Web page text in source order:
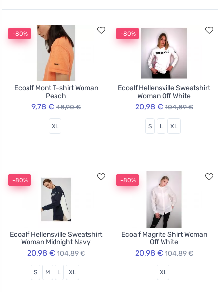
-80%
Ecoalf Mont T-shirt Woman
Peach
9,78 € 48,90 €
XL
-80%
Ecoalf Hellensville Sweatshirt
Woman Off White
20,98 € 104,89 €
S L XL
-80%
Ecoalf Hellensville Sweatshirt
Woman Midnight Navy
20,98 € 104,89 €
S M L XL
-80%
Ecoalf Magrite Shirt Woman
Off White
20,98 € 104,89 €
XL